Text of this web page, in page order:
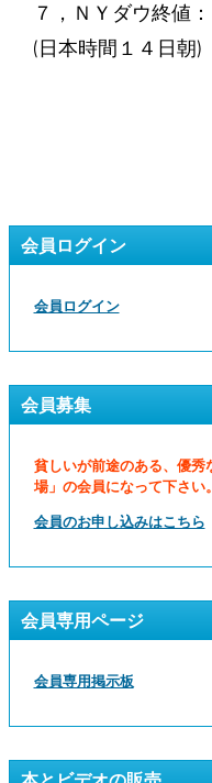
７，ＮＹダウ終値
(日本時間１４日朝)
会員ログイン
会員ログイン
会員募集
貧しいが前途のある、優秀
場」の会員になって下さい。
会員のお申し込みはこちら
会員専用ページ
会員専用掲示板